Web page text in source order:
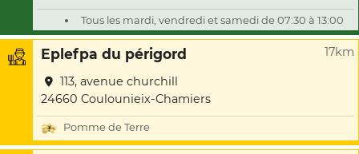
Tous les mardi, vendredi et samedi de 07:30 à 13:00
Eplefpa du périgord 17km
113, avenue churchill
24660 Coulounieix-Chamiers
Pomme de Terre